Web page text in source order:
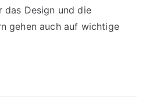
das Design und die
gehen auch auf wichtige